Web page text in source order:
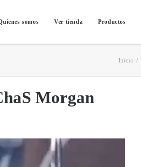
somos Ver tienda Productos
Inicio
Morgan